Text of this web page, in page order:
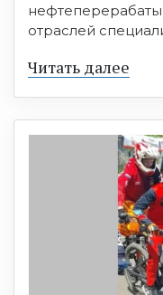
отраслей
Читать далее